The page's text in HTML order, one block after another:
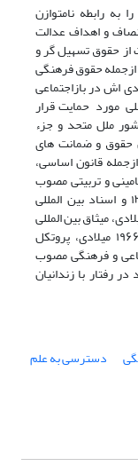
به رابطه نامتوازن
و اهداف عدالت
از حقوق تسهیل گر و
ازجمله حقوق فرهنگی
اش در بازاجتماعی
مورد حمایت قرار
ملل متحد و جزء
حقوق و ضمانت های
قانون اساسی،
و تربیتی مصوب
۱۳۸۴ و منشور حقوق شهروندی مصوب ۱۳۹۵ و اسناد بین المللی
جهانی حقوق بشر مصوب ۱۹۴۸ میلادی، میثاق بین المللی
حقوق اقتصادی، اجتماعی و فرهنگی مصوب ۱۹۶۶ میلادی، پروتکل
و فرهنگی مصوب
رفتار با زندانیان
دسترسی به علم